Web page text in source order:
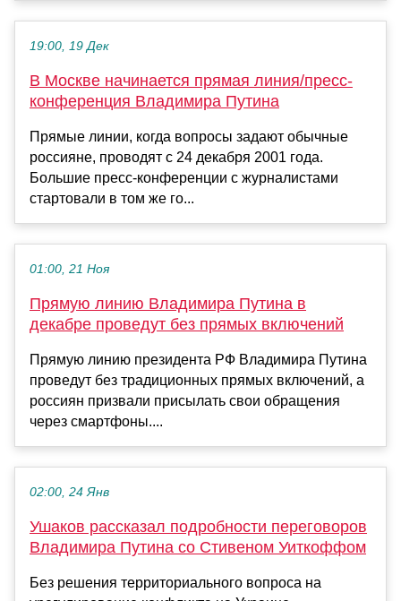
19:00, 19 Дек
В Москве начинается прямая линия/пресс-
конференция Владимира Путина
Прямые линии, когда вопросы задают обычные
россияне, проводят с 24 декабря 2001 года.
Большие пресс-конференции с журналистами
стартовали в том же го...
01:00, 21 Ноя
Прямую линию Владимира Путина в
декабре проведут без прямых включений
Прямую линию президента РФ Владимира Путина
проведут без традиционных прямых включений, а
россиян призвали присылать свои обращения
через смартфоны....
02:00, 24 Янв
Ушаков рассказал подробности переговоров
Владимира Путина со Стивеном Уиткоффом
Без решения территориального вопроса на